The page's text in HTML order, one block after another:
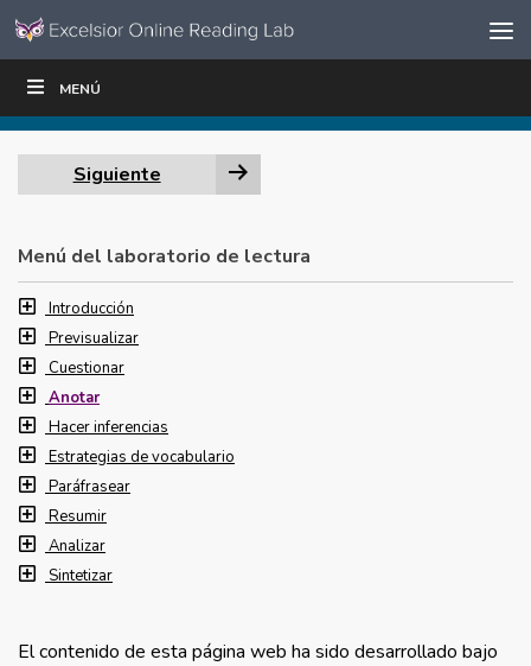
Ir al contenido
navegación
MENÚ
ESCRIBIR
Siguiente
Menú del laboratorio de lectura
Introducción
Previsualizar
Cuestionar
Anotar
Hacer inferencias
Estrategias de vocabulario
Paráfrasear
Resumir
Analizar
Sintetizar
El contenido de esta página web ha sido desarrollado bajo